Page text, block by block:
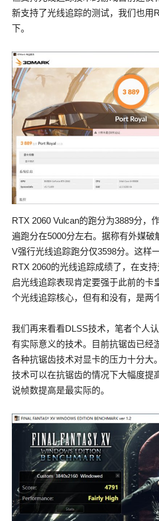
新支持了光线追踪的测试，我们也用
下。
RTX 2060 Vulcan的跑分为3889分，
遍跑分在5000分左右。据称有外媒破
V强行光线追踪跑分仅3598分。这样
RTX 2060的光线追踪成绩了，在支
启光线追踪表现肯定要强于此前的卡
个光线追踪核心，但有和没有，是两
我们再来看看DLSS技术，笔者个人
有实际意义的技术。目前抗锯齿已经
各种抗锯齿技术对显卡的压力十分大
技术可以在抗锯齿的情况下大幅度提
说帧数提高是最实际的。